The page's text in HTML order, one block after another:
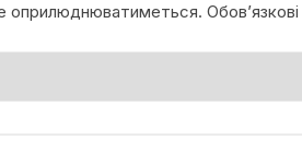
оприлюднюватиметься.